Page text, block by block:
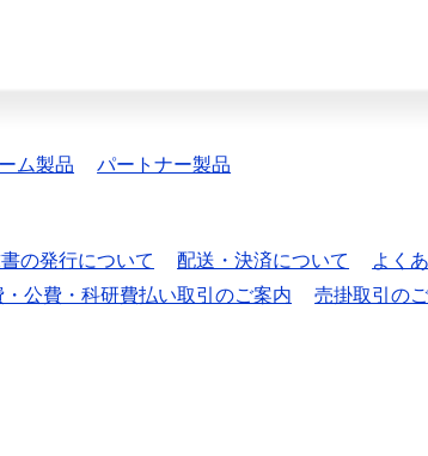
ム製品 パートナー製品
の発行について 配送・決済について
よく
・公費・科研費払い取引のご案内 売掛取引の